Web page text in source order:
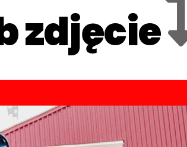
zdjęcie